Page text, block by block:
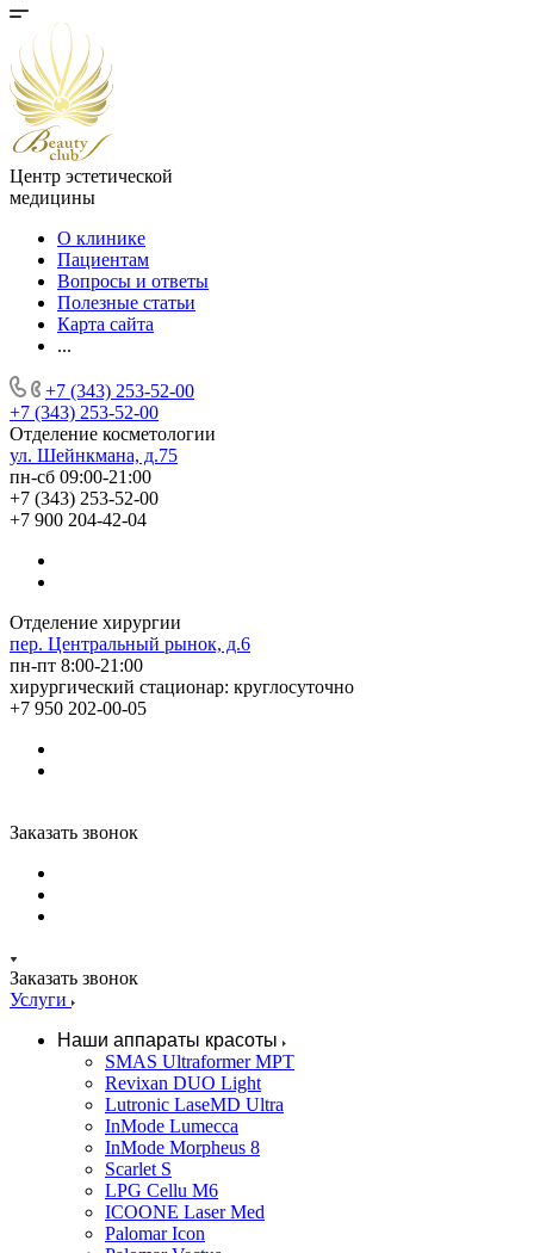
Центр эстетической
медицины
О клинике
Пациентам
Вопросы и ответы
Полезные статьи
Карта сайта
...
+7 (343) 253-52-00
+7 (343) 253-52-00
Отделение косметологии
ул. Шейнкмана, д.75
пн-сб 09:00-21:00
+7 (343) 253-52-00
+7 900 204-42-04
Отделение хирургии
пер. Центральный рынок, д.6
пн-пт 8:00-21:00
хирургический стационар: круглосуточно
+7 950 202-00-05
Заказать звонок
Заказать звонок
Услуги
Наши аппараты красоты
SMAS Ultraformer MPT
Revixan DUO Light
Lutronic LaseMD Ultra
InMode Lumecca
InMode Morpheus 8
Scarlet S
LPG Cellu M6
ICOONE Laser Med
Palomar Icon